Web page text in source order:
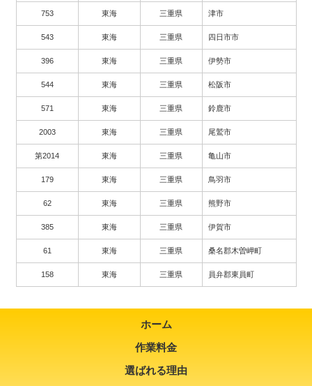
753 東海 三重県 津市
543 東海 三重県 四日市市
396 東海 三重県 伊勢市
544 東海 三重県 松阪市
571 東海 三重県 鈴鹿市
2003 東海 三重県 尾鷲市
第2014 東海 三重県 亀山市
179 東海 三重県 鳥羽市
62 東海 三重県 熊野市
385 東海 三重県 伊賀市
61 東海 三重県 桑名郡木曽岬町
158 東海 三重県 員弁郡東員町
ホーム
作業料金
選ばれる理由